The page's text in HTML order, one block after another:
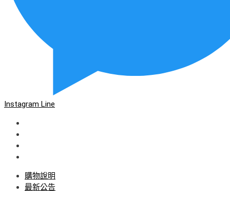
Instagram Line
購物說明
最新公告